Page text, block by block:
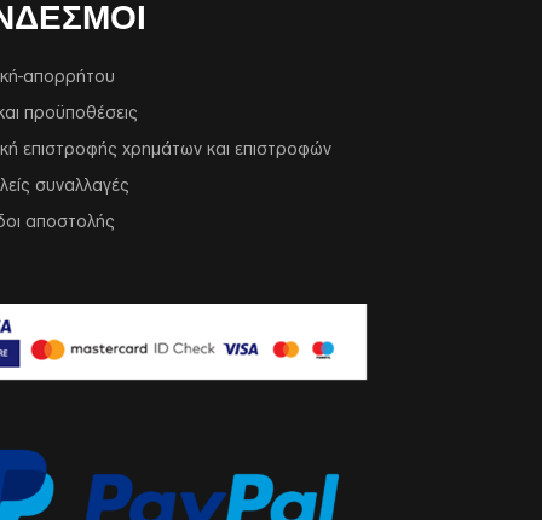
απορρήτου
προϋποθέσεις
επιστροφής χρημάτων και επιστροφών
συναλλαγές
αποστολής